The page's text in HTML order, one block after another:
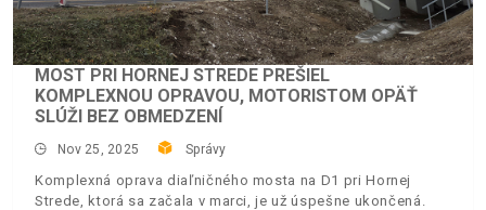
MOST PRI HORNEJ STREDE PREŠIEL
KOMPLEXNOU OPRAVOU, MOTORISTOM OPÄŤ
SLÚŽI BEZ OBMEDZENÍ
Nov 25, 2025 Správy
Komplexná oprava diaľničného mosta na D1 pri Hornej
Strede, ktorá sa začala v marci, je už úspešne ukončená.